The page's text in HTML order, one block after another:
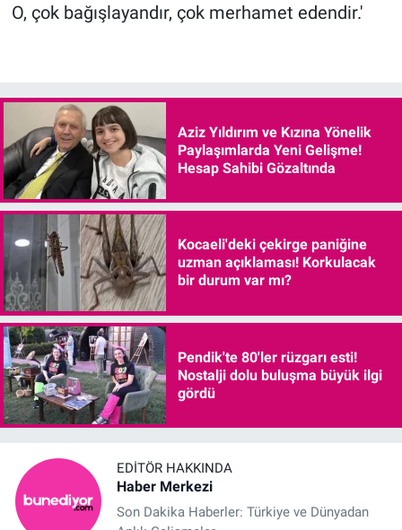
O, çok bağışlayandır, çok merhamet edendir.'
Aziz Yıldırım ve Kızına Yönelik
Paylaşımlarda Yeni Gelişme!
Hesap Sahibi Gözaltında
Kocaeli'deki çekirge paniğine
uzman açıklaması! Korkulacak
bir durum var mı?
Pendik'te 80'ler rüzgarı esti!
Nostalji dolu buluşma büyük ilgi
gördü
EDITÖR HAKKINDA
Haber Merkezi
Son Dakika Haberler: Türkiye ve Dünyadan